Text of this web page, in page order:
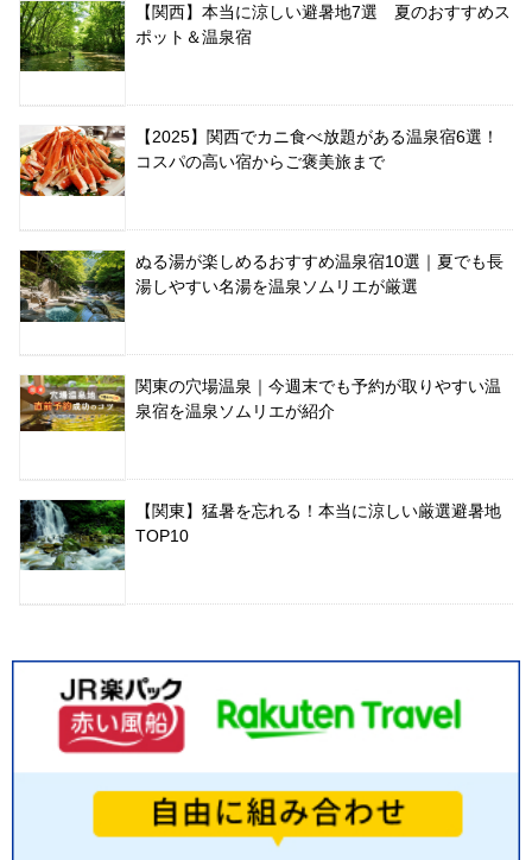
【関西】本当に涼しい避暑地7選 夏のおすすめス
ポット＆温泉宿
【2025】関西でカニ食べ放題がある温泉宿6選！
コスパの高い宿からご褒美旅まで
ぬる湯が楽しめるおすすめ温泉宿10選｜夏でも長
湯しやすい名湯を温泉ソムリエが厳選
関東の穴場温泉｜今週末でも予約が取りやすい温
泉宿を温泉ソムリエが紹介
【関東】猛暑を忘れる！本当に涼しい厳選避暑地
TOP10